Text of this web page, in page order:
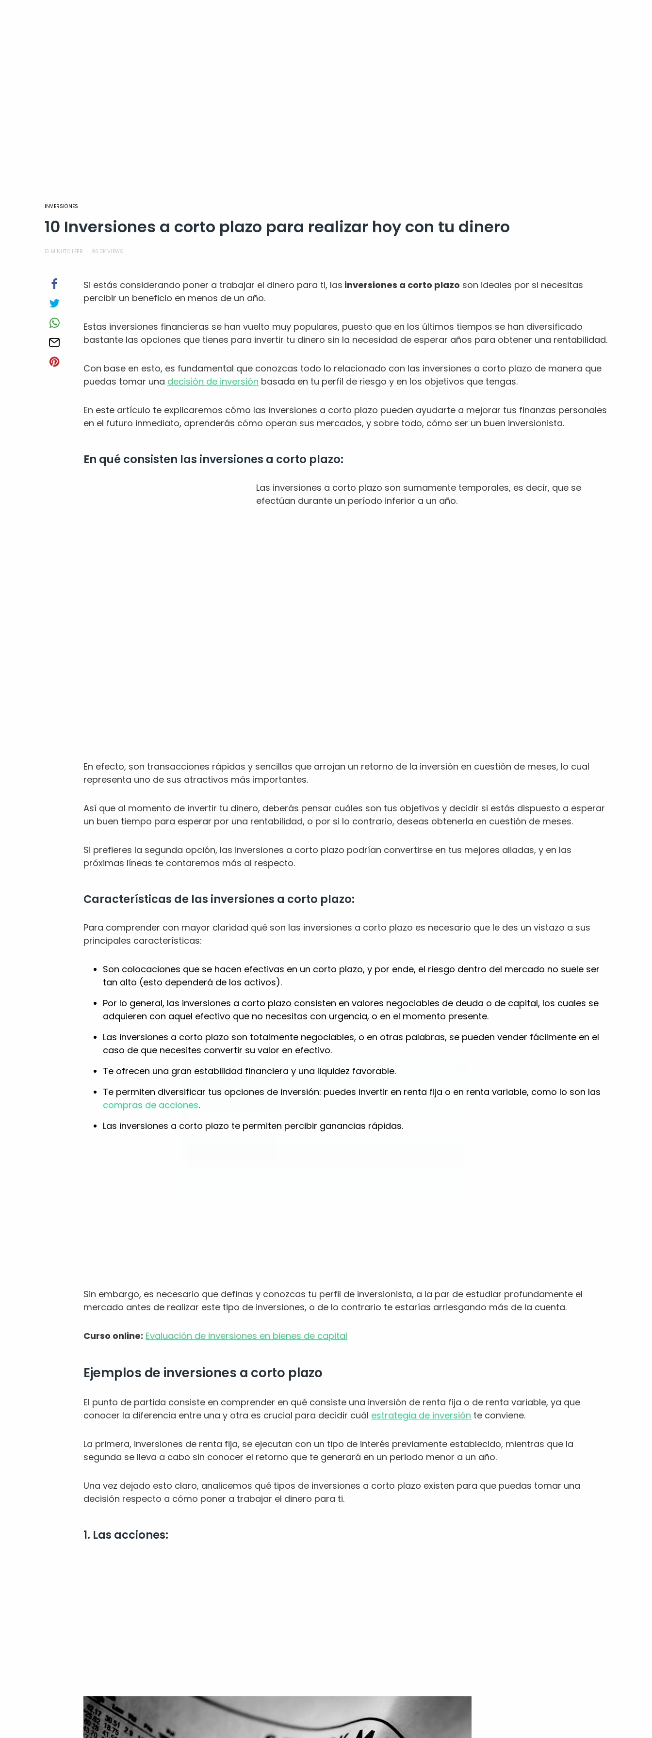
INVERSIONES
10 Inversiones a corto plazo para realizar hoy con tu dinero
13 MINUTO LEER 96.3K VIEWS
Si estás considerando poner a trabajar el dinero para ti, las inversiones a corto plazo son ideales por si necesitas
percibir un beneficio en menos de un año.
Estas inversiones financieras se han vuelto muy populares, puesto que en los últimos tiempos se han diversificado
bastante las opciones que tienes para invertir tu dinero sin la necesidad de esperar años para obtener una rentabilidad.
Con base en esto, es fundamental que conozcas todo lo relacionado con las inversiones a corto plazo de manera que
puedas tomar una decisión de inversión basada en tu perfil de riesgo y en los objetivos que tengas.
En este artículo te explicaremos cómo las inversiones a corto plazo pueden ayudarte a mejorar tus finanzas personales
en el futuro inmediato, aprenderás cómo operan sus mercados, y sobre todo, cómo ser un buen inversionista.
En qué consisten las inversiones a corto plazo:
Las inversiones a corto plazo son sumamente temporales, es decir, que se
efectúan durante un período inferior a un año.
En efecto, son transacciones rápidas y sencillas que arrojan un retorno de la inversión en cuestión de meses, lo cual
representa uno de sus atractivos más importantes.
Así que al momento de invertir tu dinero, deberás pensar cuáles son tus objetivos y decidir si estás dispuesto a esperar
un buen tiempo para esperar por una rentabilidad, o por si lo contrario, deseas obtenerla en cuestión de meses.
Si prefieres la segunda opción, las inversiones a corto plazo podrían convertirse en tus mejores aliadas, y en las
próximas líneas te contaremos más al respecto.
Características de las inversiones a corto plazo:
Para comprender con mayor claridad qué son las inversiones a corto plazo es necesario que le des un vistazo a sus
principales características:
Son colocaciones que se hacen efectivas en un corto plazo, y por ende, el riesgo dentro del mercado no suele ser
tan alto (esto dependerá de los activos).
Por lo general, las inversiones a corto plazo consisten en valores negociables de deuda o de capital, los cuales se
adquieren con aquel efectivo que no necesitas con urgencia, o en el momento presente.
Las inversiones a corto plazo son totalmente negociables, o en otras palabras, se pueden vender fácilmente en el
caso de que necesites convertir su valor en efectivo.
Te ofrecen una gran estabilidad financiera y una liquidez favorable.
Te permiten diversificar tus opciones de inversión: puedes invertir en renta fija o en renta variable, como lo son las
compras de acciones.
Las inversiones a corto plazo te permiten percibir ganancias rápidas.
Sin embargo, es necesario que definas y conozcas tu perfil de inversionista, a la par de estudiar profundamente el
mercado antes de realizar este tipo de inversiones, o de lo contrario te estarías arriesgando más de la cuenta.
Curso online: Evaluación de inversiones en bienes de capital
Ejemplos de inversiones a corto plazo
El punto de partida consiste en comprender en qué consiste una inversión de renta fija o de renta variable, ya que
conocer la diferencia entre una y otra es crucial para decidir cuál estrategia de inversión te conviene.
La primera, inversiones de renta fija, se ejecutan con un tipo de interés previamente establecido, mientras que la
segunda se lleva a cabo sin conocer el retorno que te generará en un periodo menor a un año.
Una vez dejado esto claro, analicemos qué tipos de inversiones a corto plazo existen para que puedas tomar una
decisión respecto a cómo poner a trabajar el dinero para ti.
1. Las acciones:
DESCARGA LOS 12 HÁBITOS SECRETOS PARA
DOMINAR TUS FINANZAS PERSONALES